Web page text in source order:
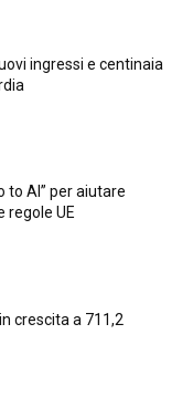
ingressi e centinaia
to AI” per aiutare
regole UE
crescita a 711,2